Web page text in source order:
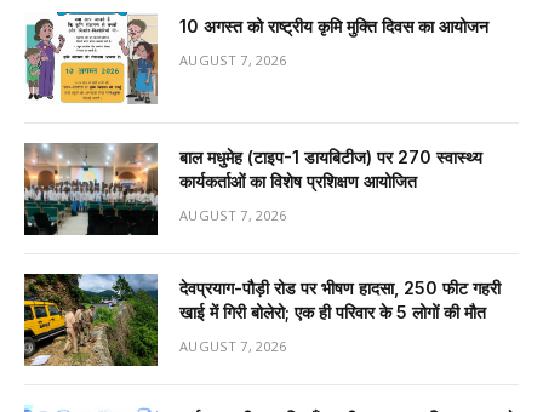
10 अगस्त को राष्ट्रीय कृमि मुक्ति दिवस का आयोजन
AUGUST 7, 2026
बाल मधुमेह (टाइप-1 डायबिटीज) पर 270 स्वास्थ्य
कार्यकर्ताओं का विशेष प्रशिक्षण आयोजित
AUGUST 7, 2026
देवप्रयाग-पौड़ी रोड पर भीषण हादसा, 250 फीट गहरी
खाई में गिरी बोलेरो; एक ही परिवार के 5 लोगों की मौत
AUGUST 7, 2026